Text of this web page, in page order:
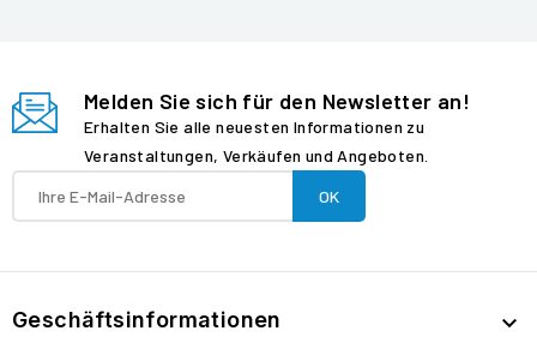
Melden Sie sich für den Newsletter an!
Erhalten Sie alle neuesten Informationen zu
Veranstaltungen, Verkäufen und Angeboten.
Geschäftsinformationen 